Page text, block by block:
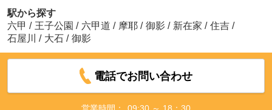
駅から探す
六甲 / 王子公園 / 六甲道 / 摩耶 / 御影 / 新在家 / 住吉 /
石屋川
/ 大石 / 御影
電話でお問い合わせ
営業時間： 09:30 ～ 18：30